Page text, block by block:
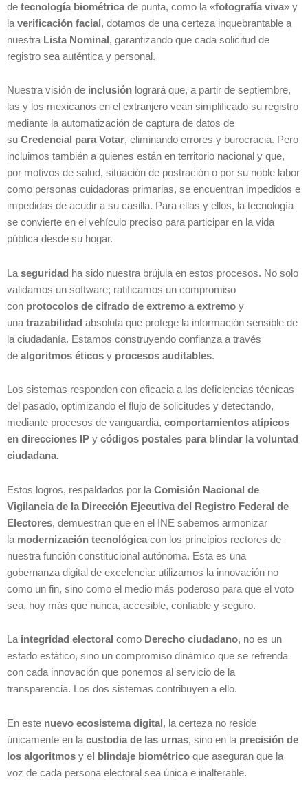
de tecnología biométrica de punta, como la «fotografía viva» y
la verificación facial , dotamos de una certeza inquebrantable a
nuestra Lista Nominal , garantizando que cada solicitud de
registro sea auténtica y personal.
Nuestra visión de inclusión logrará que, a partir de septiembre,
las y los mexicanos en el extranjero vean simplificado su registro
mediante la automatización de captura de datos de
su Credencial para Votar, eliminando errores y burocracia. Pero
incluimos también a quienes están en territorio nacional y que,
por motivos de salud, situación de postración o por su noble labor
como personas cuidadoras primarias, se encuentran impedidos e
impedidas de acudir a su casilla. Para ellas y ellos, la tecnología
se convierte en el vehículo preciso para participar en la vida
pública desde su hogar.
La seguridad ha sido nuestra brújula en estos procesos. No solo
validamos un software; ratificamos un compromiso
con protocolos de cifrado de extremo a extremo y
una trazabilidad absoluta que protege la información sensible de
la ciudadanía. Estamos construyendo confianza a través
de algoritmos éticos y procesos auditables.
Los sistemas responden con eficacia a las deficiencias técnicas
del pasado, optimizando el flujo de solicitudes y detectando,
mediante procesos de vanguardia, comportamientos atípicos
en direcciones IP y códigos postales para blindar la voluntad
ciudadana.
Estos logros, respaldados por la Comisión Nacional de
Vigilancia de la Dirección Ejecutiva del Registro Federal de
Electores, demuestran que en el INE sabemos armonizar
la modernización tecnológica con los principios rectores de
nuestra función constitucional autónoma. Esta es una
gobernanza digital de excelencia: utilizamos la innovación no
como un fin, sino como el medio más poderoso para que el voto
sea, hoy más que nunca, accesible, confiable y seguro.
Laintegridad electoral como Derecho ciudadano, no es un
estado estático, sino un compromiso dinámico que se refrenda
con cada innovación que ponemos al servicio de la
transparencia. Los dos sistemas contribuyen a ello.
En este nuevo ecosistema digital , la certeza no reside
únicamente en la custodia de las urnas, sino en la precisión de
los algoritmos y e l blindaje biométrico que aseguran que la
voz de cada persona electoral sea única e inalterable.